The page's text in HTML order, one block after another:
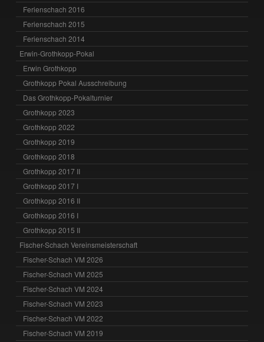
Ferienschach 2016
Ferienschach 2015
Ferienschach 2014
Erwin-Grothkopp-Pokal
Erwin Grothkopp
Grothkopp Pokal Ausschreibung
Das Grothkopp-Pokalturnier
Grothkopp 2023
Grothkopp 2022
Grothkopp 2019
Grothkopp 2018
Grothkopp 2017 II
Grothkopp 2017 I
Grothkopp 2016 II
Grothkopp 2016 I
Grothkopp 2015 II
Fischer-Schach Vereinsmeisterschaft
Fischer-Schach VM 2026
Fischer-Schach VM 2025
Fischer-Schach VM 2024
Fischer-Schach VM 2023
Fischer-Schach VM 2022
Fischer-Schach VM 2019